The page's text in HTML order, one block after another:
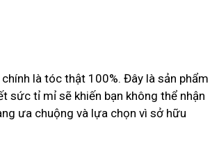
là tóc thật 100%. Đây là sản phẩm
sức tỉ mỉ sẽ khiến bạn không thể nhận
ưa chuộng và lựa chọn vì sở hữu